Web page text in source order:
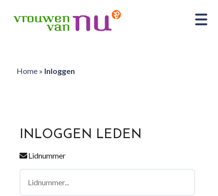
Home» Inloggen
INLOGGEN LEDEN
Lidnummer